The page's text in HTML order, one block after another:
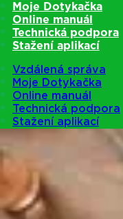
Moje Dotykačka
Online manuál
Technická podpora
Stažení aplikací
Vzdálená správa
Moje Dotykačka
Online manuál
Technická podpora
Stažení aplikací